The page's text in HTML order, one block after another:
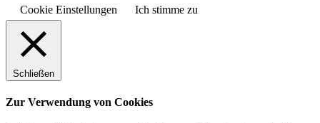
Cookie Einstellungen
Ich stimme zu
Schließen
Zur Verwendung von Cookies